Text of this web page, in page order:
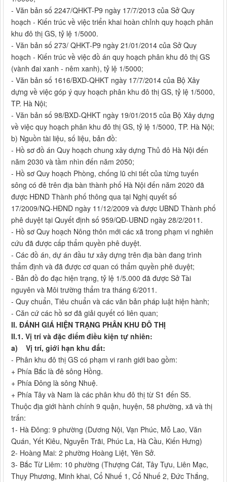
- Văn bản số 2247/QHKT-P9 ngày 17/7/2013 của Sở Quy
hoạch - Kiến trúc về việc triển khai hoàn chỉnh quy hoạch phân
khu đô thị GS, tỷ lệ 1/5000.
- Văn bản số 273/ QHKT-P9 ngày 21/01/2014 của Sở Quy
hoạch - Kiến trúc về việc đồ án quy hoạch phân khu đô thị GS
(vành đai xanh - nêm xanh), tỷ lệ 1/5000;
- Văn bản số 1616/BXD-QHKT ngày 17/7/2014 của Bộ Xây
dựng về việc góp ý quy hoạch phân khu đô thị GS, tỷ lệ 1/5000,
TP. Hà Nội;
- Văn bản số 98/BXD-QHKT ngày 19/01/2015 của Bộ Xây dựng
về việc quy hoạch phân khu đô thị GS, tỷ lệ 1/5000, TP. Hà Nội;
b) Nguồn tài liệu, số liệu, bản đồ:
- Hồ sơ đồ án Quy hoạch chung xây dựng Thủ đô Hà Nội đến
năm 2030 và tầm nhìn đến năm 2050;
- Hồ sơ Quy hoạch Phòng, chống lũ chi tiết của từng tuyến
sông có đê trên địa bàn thành phố Hà Nội đến năm 2020 đã
được HĐND Thành phố thông qua tại Nghị quyết số
17/2009/NQ-HĐND ngày 11/12/2009 và được UBND Thành phố
phê duyệt tại Quyết định số 959/QĐ-UBND ngày 28/2/2011.
- Hồ sơ Quy hoạch Nông thôn mới các xã trong phạm vi nghiên
cứu đã được cấp thẩm quyền phê duyệt.
- Các đồ án, dự án đầu tư xây dựng trên địa bàn đang trình
thẩm định và đã được cơ quan có thẩm quyền phê duyệt;
- Bản đồ đo đạc hiện trạng, tỷ lệ 1/5.000 đã được Sở Tài
nguyên và Môi trường thẩm tra tháng 6/2011.
- Quy chuẩn, Tiêu chuẩn và các văn bản pháp luật hiện hành;
- Căn cứ các hồ sơ đã giải quyết có liên quan;
II. ĐÁNH GIÁ HIỆN TRẠNG PHÂN KHU ĐÔ THỊ
II.1. Vị trí và đặc điểm điều kiện tự nhiên:
a) Vị trí, giới hạn khu đất:
- Phân khu đô thị GS có phạm vi ranh giới bao gồm:
+ Phía Bắc là đê sông Hồng.
+ Phía Đông là sông Nhuệ.
+ Phía Tây và Nam là các phân khu đô thị từ S1 đến S5.
Thuộc địa giới hành chính 9 quận, huyện, 58 phường, xã và thị
trấn:
1- Hà Đông: 9 phường (Dương Nội, Vạn Phúc, Mỗ Lao, Văn
Quán, Yết Kiêu, Nguyễn Trãi, Phúc La, Hà Cầu, Kiến Hưng)
2- Hoàng Mai: 2 phường Hoàng Liệt, Yên Sở.
3- Bắc Từ Liêm: 10 phường (Thượng Cát, Tây Tựu, Liên Mạc,
Thụy Phương, Minh khai, Cổ Nhuế 1, Cổ Nhuế 2, Đức Thắng,